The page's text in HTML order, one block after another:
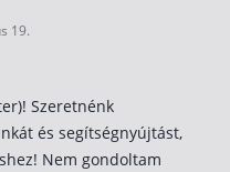
19.
Szeretnénk
és segítségnyújtást,
Nem gondoltam